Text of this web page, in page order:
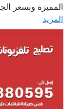
المميزة وبسعر
المزيد